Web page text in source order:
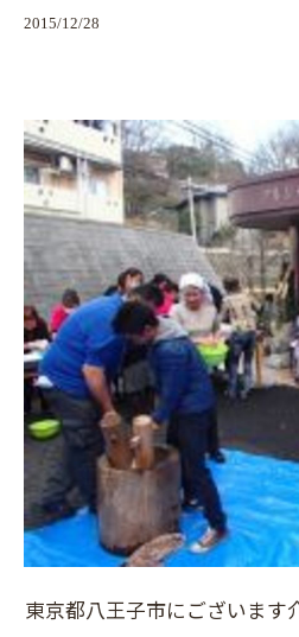
2015/12/28
東京都八王子市にございます